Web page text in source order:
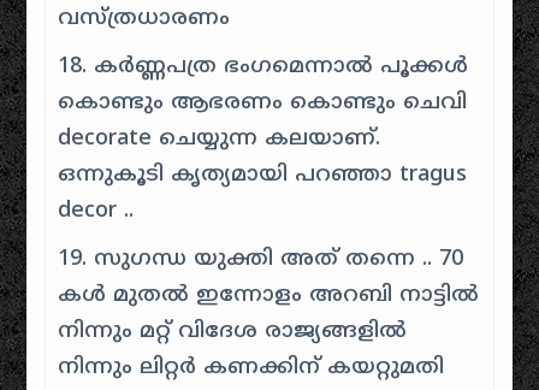
വസ്ത്രധാരണം
18. കർണ്ണപത്ര ഭംഗമെന്നാൽ പൂക്കൾ
കൊണ്ടും ആഭരണം കൊണ്ടും ചെവി
decorate ചെയ്യുന്ന കലയാണ്.
ഒന്നുകൂടി കൃത്യമായി പറഞ്ഞാ tragus
decor ..
19. സുഗന്ധ യുക്തി അത് തന്നെ .. 70
കൾ മുതൽ ഇന്നോളം അറബി നാട്ടിൽ
നിന്നും മറ്റ് വിദേശ രാജ്യങ്ങളിൽ
നിന്നും ലിറ്റർ കണക്കിന് കയറ്റുമതി